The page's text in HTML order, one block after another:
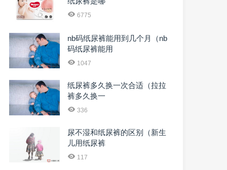
6775
nb码纸尿裤能用到几个月（nb
码纸尿裤能用
1047
纸尿裤多久换一次合适（拉拉
裤多久换一
336
尿不湿和纸尿裤的区别（新生
儿用纸尿裤
117